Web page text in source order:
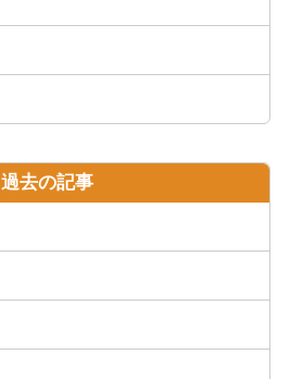
ント
過去の記事